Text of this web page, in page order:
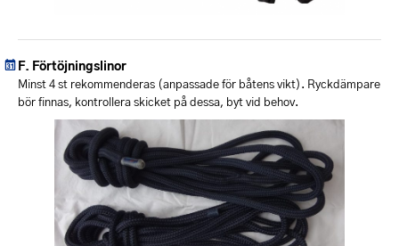
Förtöjningslinor
Minst 4 st rekommenderas (anpassade för båtens vikt). Ryckdämpare
bör finnas, kontrollera skicket på dessa, byt vid behov.